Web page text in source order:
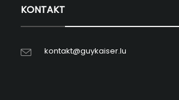
KONTAKT
kontakt@guykaiser.lu